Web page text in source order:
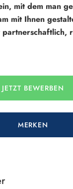
mit dem man
mit Ihnen
JETZT BEWERBEN
MERKEN